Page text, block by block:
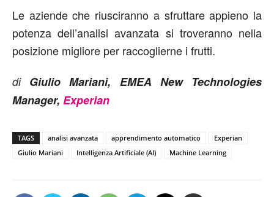
Le aziende che riusciranno a sfruttare appieno la
potenza dell’analisi avanzata si troveranno nella
posizione migliore per raccoglierne i frutti.
di Giulio Mariani, EMEA New Technologies
Manager, Experian
TAGS analisi avanzata apprendimento automatico
Experian
Giulio Mariani
Intelligenza Artificiale (AI) Machine Learning